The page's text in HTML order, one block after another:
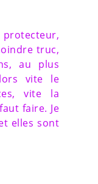
truc,
au plus
vite le
vite la
faire. Je
elles sont